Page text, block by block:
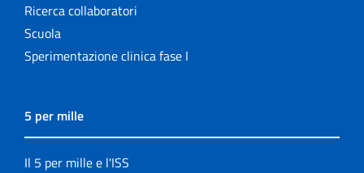
Ricerca collaboratori
Scuola
Sperimentazione clinica fase I
5 per mille
Il 5 per mille e l'ISS